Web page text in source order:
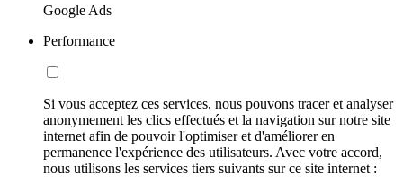
Google Ads
Performance
Si vous acceptez ces services, nous pouvons tracer et analyser
anonymement les clics effectués et la navigation sur notre site
internet afin de pouvoir l'optimiser et d'améliorer en
permanence l'expérience des utilisateurs. Avec votre accord,
nous utilisons les services tiers suivants sur ce site internet :